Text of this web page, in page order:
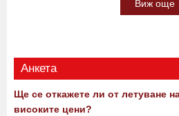
Виж още
Анкета
Ще се откажете ли от летуване
високите цени?